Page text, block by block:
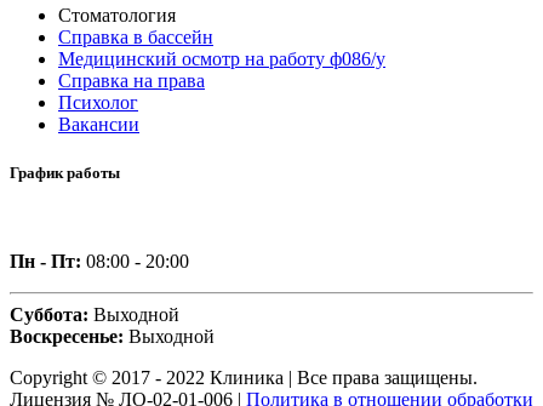
Стоматология
Справка в бассейн
Медицинский осмотр на работу ф086/у
Справка на права
Психолог
Вакансии
График работы
Пн - Пт: 08:00 - 20:00
Суббота: Выходной
Воскресенье: Выходной
Copyright © 2017 - 2022 Клиника | Все права защищены.
Лицензия № ЛО-02-01-006 | Политика в отношении обработки